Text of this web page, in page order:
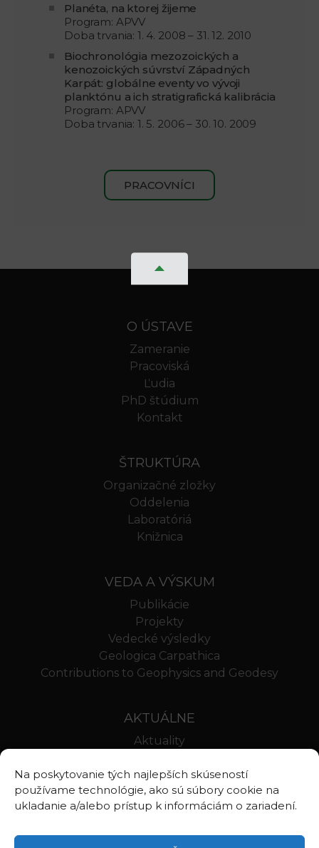
Na poskytovanie tých najlepších skúseností
používame technológie, ako sú súbory cookie na
ukladanie a/alebo prístup k informáciám o zariadení.
Planéta, na ktorej žijeme
Program: APVV
Doba trvania: 1. 4. 2008 – 31. 12. 2010
Biochronológia mezozoických a
kenozoických súvrství Západných
Karpát: globálne eventy vo vývoji
planktónu a ich stratigrafická kalibrácia
Program: APVV
Doba trvania: 1. 5. 2006 – 30. 10. 2009
PRACOVNÍCI
O ÚSTAVE
Zameranie
Pracoviská
Ľudia
PhD štúdium
Kontakt
ŠTRUKTÚRA
Organizačné zložky
Oddelenia
Laboratóriá
Knižnica
VEDA A VÝSKUM
Publikácie
Projekty
Vedecké výsledky
Geologica Carpathica
Contributions to Geophysics and Geodesy
AKTUÁLNE
Aktuality
Stravovanie SAV
Webmail BA
Webmail BB